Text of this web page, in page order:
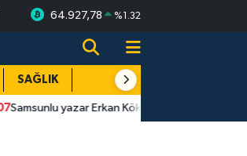
64.927,78 %1.32
SAĞLIK TEKNOLOJİ
yazar Erkan Kök 5. kitabını okurlarla buluşturdu